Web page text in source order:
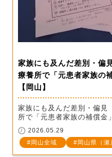
家族にも及んだ差別・
療養所で「元患者家族の
【岡山】
家族にも及んだ差別・偏
所で「元患者家族の補償金
2026.05.29
岡山全域
岡山県（瀬